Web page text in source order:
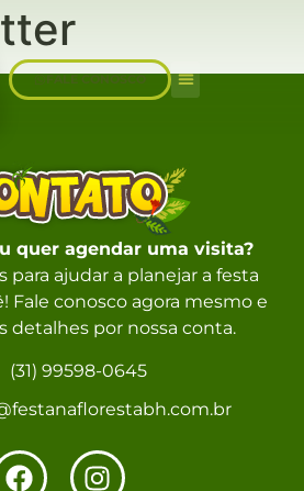
FALE CONOSCO
quer agendar uma visita?
para ajudar a planejar a festa
Fale conosco agora mesmo e
detalhes por nossa conta.
(31) 99598-0645